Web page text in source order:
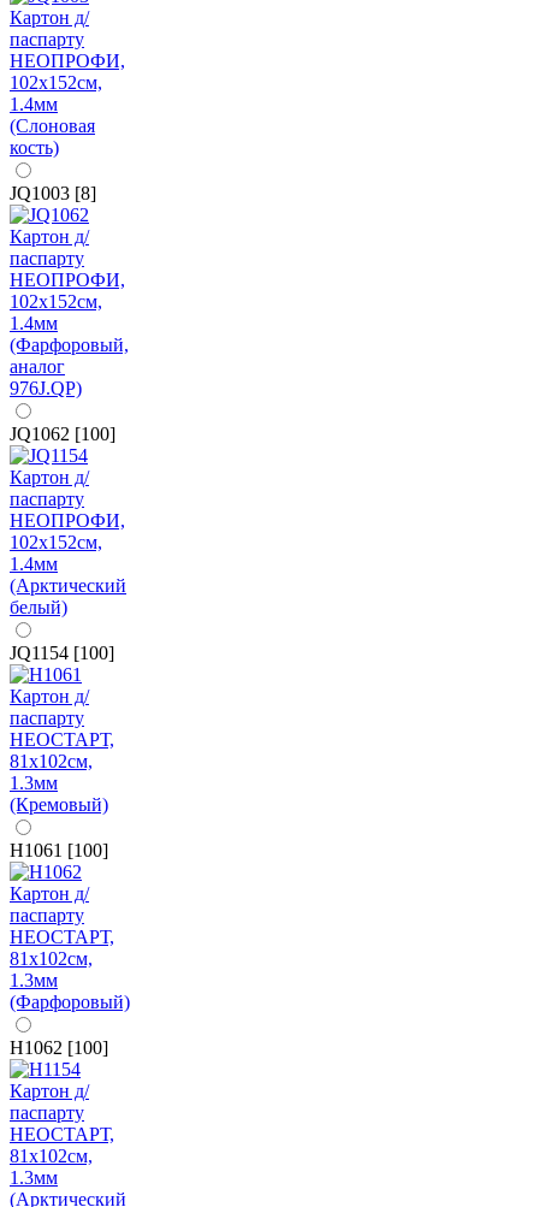
JQ1003 [8]
JQ1062 [100]
JQ1154 [100]
H1061 [100]
H1062 [100]